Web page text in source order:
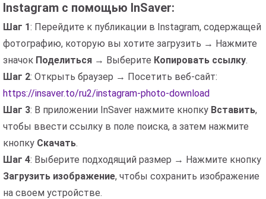
Instagram с помощью InSaver:
Шаг 1: Перейдите к публикации в Instagram, содержащей
фотографию, которую вы хотите загрузить → Нажмите
значок Поделиться → Выберите Копировать ссылку.
Шаг 2: Открыть браузер → Посетить веб-сайт:
https://insaver.to/ru2/instagram-photo-download
Шаг 3: В приложении InSaver нажмите кнопку Вставить,
чтобы ввести ссылку в поле поиска, а затем нажмите
кнопку Скачать.
Шаг 4: Выберите подходящий размер → Нажмите кнопку
Загрузить изображение, чтобы сохранить изображение
на своем устройстве.